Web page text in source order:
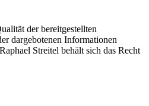
der bereitgestellten
dargebotenen Informationen
Streitel behält sich das Recht